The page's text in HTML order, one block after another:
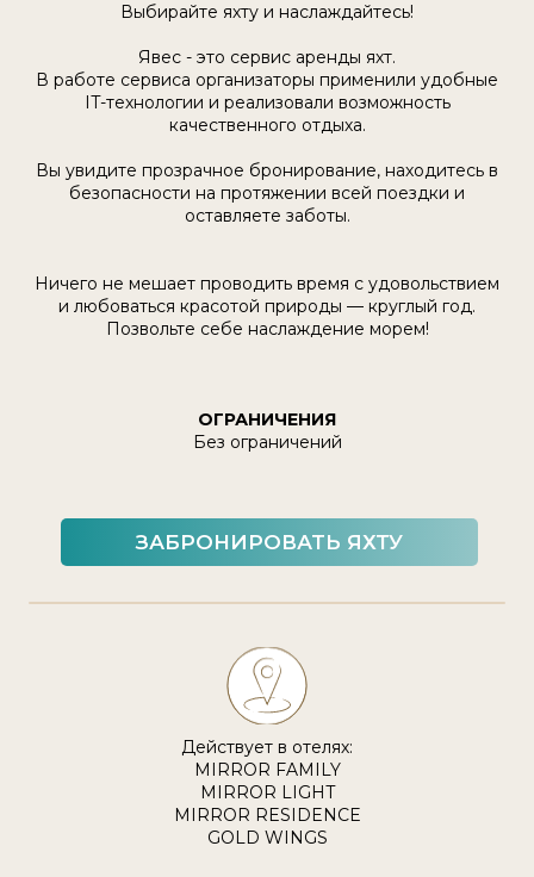
Выбирайте яхту и наслаждайтесь!
Явес - это сервис аренды яхт.
В работе сервиса организаторы применили удобные
IT-технологии и реализовали возможность
качественного отдыха.
Вы увидите прозрачное бронирование, находитесь в
безопасности на протяжении всей поездки и
оставляете заботы.
Ничего не мешает проводить время с удовольствием
и любоваться красотой природы — круглый год.
Позвольте себе наслаждение морем!
ОГРАНИЧЕНИЯ
Без ограничений
Действует в отелях:
MIRROR FAMILY
MIRROR LIGHT
MIRROR RESIDENCE
GOLD WINGS
ЗАБРОНИРОВАТЬ ЯХТУ